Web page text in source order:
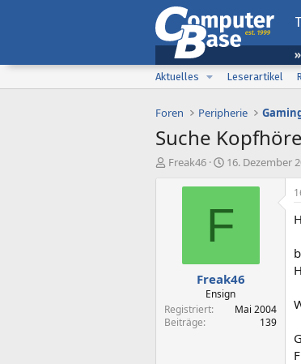
Aktuelles
Leserartikel
Foren Peripherie
Suche
E
Freak46
E
s
t
a
m
16. Dezember
F
Freak46
Ensign
Registriert
Mai 2004
Beiträge
139